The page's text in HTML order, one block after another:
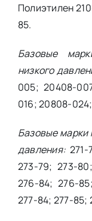
Полиэтилен
85.
Базовые
низкого
005; 20408-
016; 20808-
Базовые марки
давления:
273-79; 273-
276-84; 276-
277-84; 277-85;